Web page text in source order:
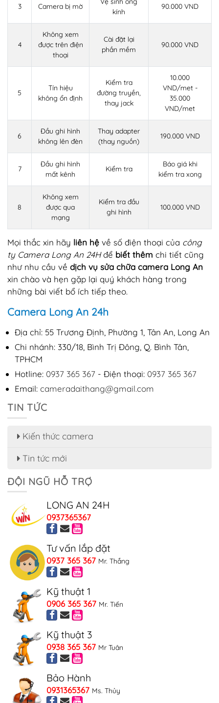
3 Camera bị mờ
kính
90.000 VND
4
Không xem
được trên điện
thoại
Cài đặt lại
phần mềm
90.000 VND
5
Tín hiệu
không ổn định
Kiểm tra
đường truyền,
thay jack
10.000
VND/met -
35.000
VND/met
6
Đầu ghi hình
không lên đèn
Thay adapter
(thay nguồn)
190.000 VND
7
Đầu ghi hình
mất kênh
Kiểm tra
Báo giá khi
kiểm tra xong
8
Không xem
được qua
mạng
Kiểm tra đầu
ghi hình
100.000 VND
Mọi thắc xin hãy liên hệ về số điện thoại của công
ty Camera Long An 24Hđể biết thêm chi tiết cũng
như nhu cầu về dịch vụ sửa chữa camera Long An
xin chào và hẹn gặp lại quý khách hàng trong
những bài viết bổ ích tiếp theo.
Camera Long An 24h
Địa chỉ: 55 Trương Định, Phường 1, Tân An, Long An
Chi nhánh: 330/18, Bình Trị Đông, Q. Bình Tân,
TPHCM
Hotline: 0937 365 367 - Điện thoại: 0937 365 367
Email: cameradaithang@gmail.com
TIN TỨC
Kiến thức camera
Tin tức mới
ĐỘI NGŨ HỖ TRỢ
LONG AN 24H
0937365367
Tư vấn lắp đặt
0937 365 367 Mr. Thắng
Kỹ thuật 1
0906 365 367 Mr. Tiến
Kỹ thuật 3
0938 365 367 Mr Tuân
Bảo Hành
0931365367 Ms. Thủy